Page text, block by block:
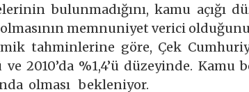
bulunmadığını, kamu açığı
memnuniyet verici
tahminlerine göre, Çek
ve 2010’da %1,4’ü düzeyinde. Kamu
olması bekleniyor.